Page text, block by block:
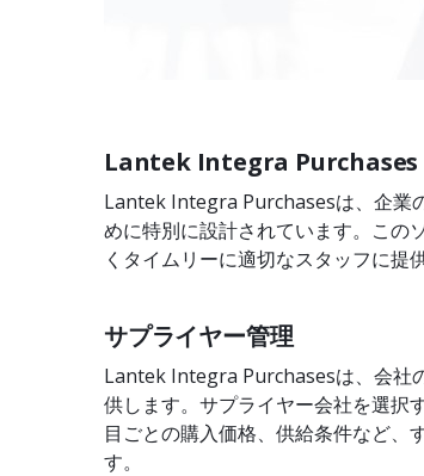
Lantek Integra Purchases
Lantek Integra Purchasesは、企業
めに特別に設計されています。この
くタイムリーに適切なスタッフに提
サプライヤー管理
Lantek Integra Purchasesは、会社
供します。サプライヤー会社を選択
目ごとの購入価格、供給条件など、
す。